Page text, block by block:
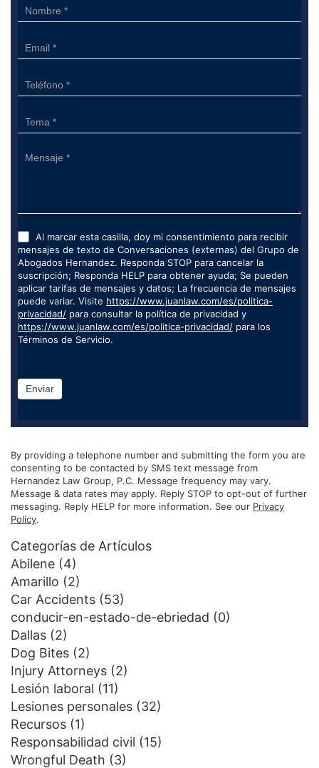
Sidebar
Form
Al marcar esta casilla, doy mi consentimiento para recibir
mensajes de texto de Conversaciones (externas) del Grupo de
Abogados Hernandez. Responda STOP para cancelar la
suscripción; Responda HELP para obtener ayuda; Se pueden
aplicar tarifas de mensajes y datos; La frecuencia de mensajes
puede variar. Visite https://www.juanlaw.com/es/politica-
privacidad/ para consultar la política de privacidad y
https://www.juanlaw.com/es/politica-privacidad/ para los
Términos de Servicio.
Enviar
By providing a telephone number and submitting the form you are
consenting to be contacted by SMS text message from
Hernandez Law Group, P.C. Message frequency may vary.
Message & data rates may apply. Reply STOP to opt-out of further
messaging. Reply HELP for more information. See our Privacy
Policy.
Categorías de Artículos
Abilene (4)
Amarillo (2)
Car Accidents (53)
conducir-en-estado-de-ebriedad (0)
Dallas (2)
Dog Bites (2)
Injury Attorneys (2)
Lesión laboral (11)
Lesiones personales (32)
Recursos (1)
Responsabilidad civil (15)
Wrongful Death (3)